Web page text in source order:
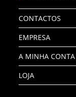
CONTACTOS
EMPRESA
A MINHA CONTA
LOJA